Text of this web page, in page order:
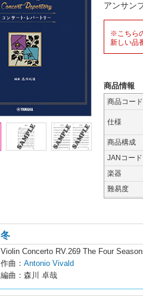
アンサン
※こちら
新しい品
商品情報
商品コード
仕様
商品構成
JANコード
楽器
難易度
冬
Violin Concerto RV.269 The Four
作曲： Antonio Vivald
編曲：森川 卓哉